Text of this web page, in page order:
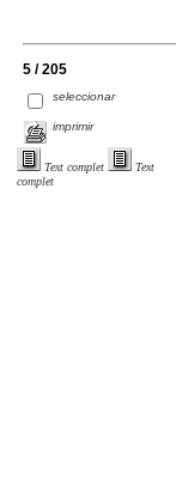
5 / 205
seleccionar
imprimir
Text complet
Text
complet